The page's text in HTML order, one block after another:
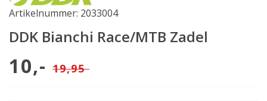
Artikelnummer: 2033004
DDK Bianchi Race/MTB Zadel
10,- 19,95